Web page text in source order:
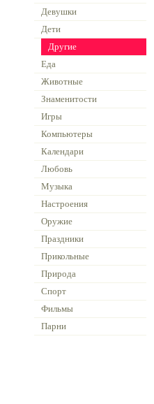
Девушки
Дети
Другие
Еда
Животные
Знаменитости
Игры
Компьютеры
Календари
Любовь
Музыка
Настроения
Оружие
Праздники
Прикольные
Природа
Спорт
Фильмы
Парни